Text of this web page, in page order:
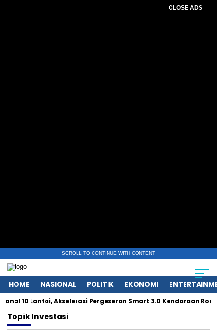
CLOSE ADS
SCROLL TO CONTINUE WITH CONTENT
HOME NASIONAL POLITIK EKONOMI
10 Lantai, Akselerasi Pergeseran Smart 3.0 Kendaraan Roda
TopikInvestasi